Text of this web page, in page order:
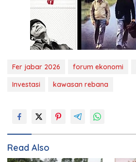
Fer jabar 2026 forum ekonomi
Investasi
kawasan rebana
Read Also